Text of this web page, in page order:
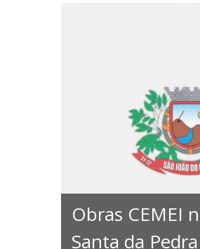
Obras CEMEI
Santa da Pedra